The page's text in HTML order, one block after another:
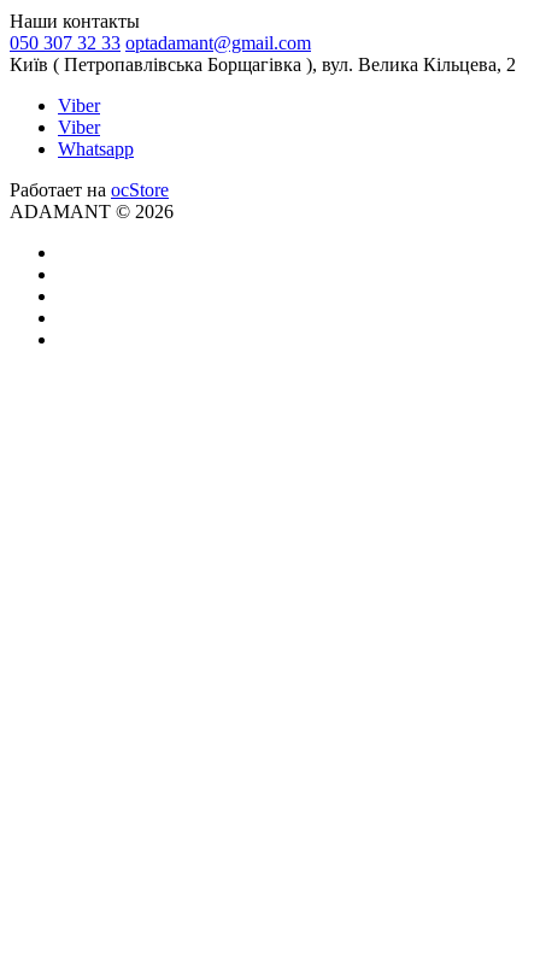
Наши контакты
050 307 32 33 optadamant@gmail.com
Київ ( Петропавлівська Борщагівка ), вул. Велика Кільцева, 2
Viber
Viber
Whatsapp
Работает на ocStore
ADAMANT © 2026